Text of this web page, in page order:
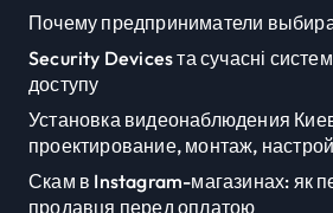
Почему предприниматели
Security Devices та сучасні
доступу
Установка видеонаблюдения
проектирование, монтаж,
Скам в Instagram-магазинах: як
продавця перед оплатою